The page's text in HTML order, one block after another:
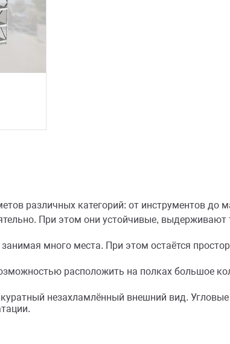
различных категорий: от инструментов
При этом они устойчивые,
много места. При этом остаётся
расположить на полках большое
незахламлённый внешний вид.